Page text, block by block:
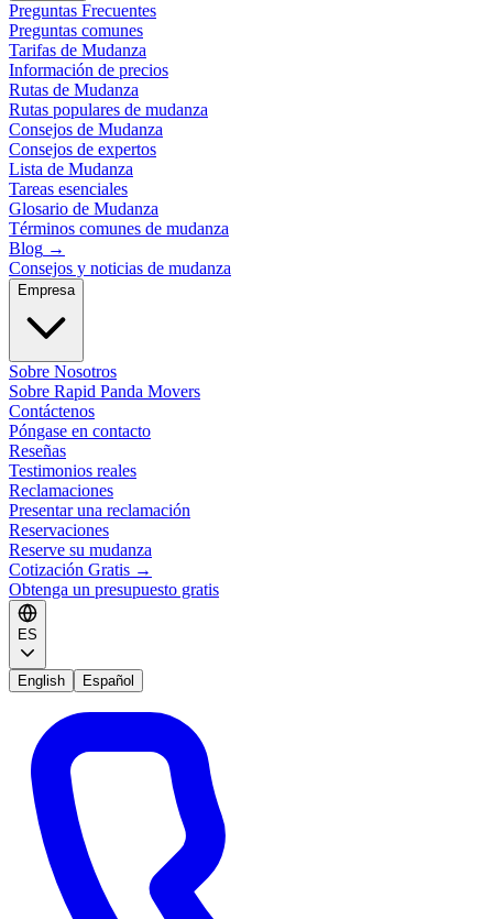
Preguntas Frecuentes
Preguntas comunes
Tarifas de Mudanza
Información de precios
Rutas de Mudanza
Rutas populares de mudanza
Consejos de Mudanza
Consejos de expertos
Lista de Mudanza
Tareas esenciales
Glosario de Mudanza
Términos comunes de mudanza
Blog →
Consejos y noticias de mudanza
Empresa
Sobre Nosotros
Sobre Rapid Panda Movers
Contáctenos
Póngase en contacto
Reseñas
Testimonios reales
Reclamaciones
Presentar una reclamación
Reservaciones
Reserve su mudanza
Cotización Gratis →
Obtenga un presupuesto gratis
ES
English Español